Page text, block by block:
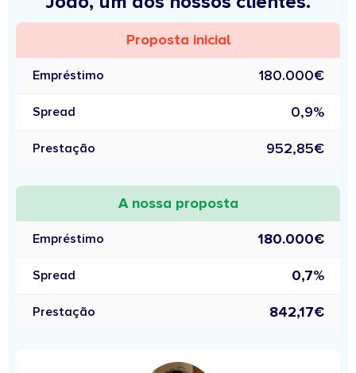
Proposta inicial
Empréstimo 180.000€
Spread 0,9%
Prestação 952,85€
A nossa proposta
Empréstimo 180.000€
Spread 0,7%
Prestação 842,17€